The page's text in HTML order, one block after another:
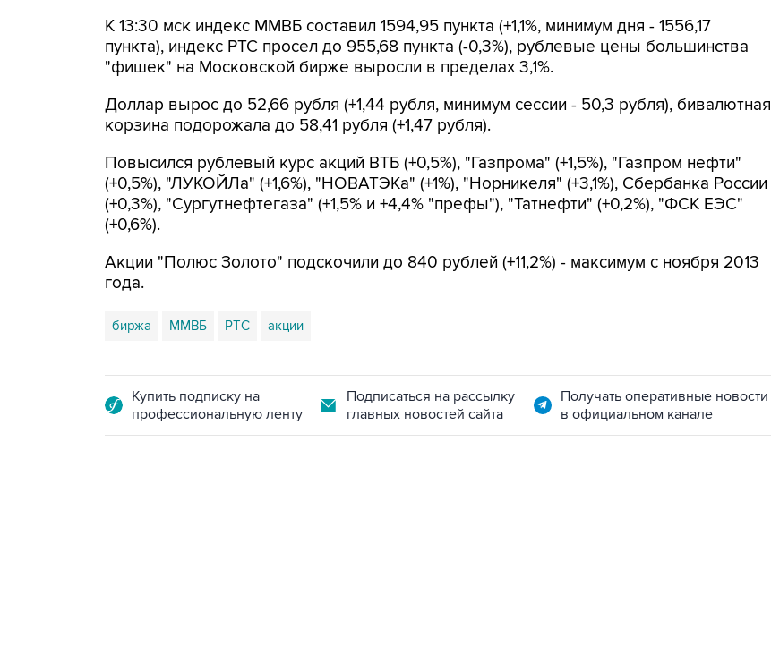
К 13:30 мск индекс ММВБ составил 1594,95 пункта (+1,1%, минимум дня - 1556,17
пункта), индекс РТС просел до 955,68 пункта (-0,3%), рублевые цены большинства
"фишек" на Московской бирже выросли в пределах 3,1%.
Доллар вырос до 52,66 рубля (+1,44 рубля, минимум сессии - 50,3 рубля), бивалютная
корзина подорожала до 58,41 рубля (+1,47 рубля).
Повысился рублевый курс акций ВТБ (+0,5%), "Газпрома" (+1,5%), "Газпром нефти"
(+0,5%), "ЛУКОЙЛа" (+1,6%), "НОВАТЭКа" (+1%), "Норникеля" (+3,1%), Сбербанка России
(+0,3%), "Сургутнефтегаза" (+1,5% и +4,4% "префы"), "Татнефти" (+0,2%), "ФСК ЕЭС"
(+0,6%).
Акции "Полюс Золото" подскочили до 840 рублей (+11,2%) - максимум с ноября 2013
года.
биржа ММВБ РТС акции
Купить подписку на
профессиональную ленту
Подписаться на рассылку
главных новостей сайта
Получать оперативные новости
в официальном канале